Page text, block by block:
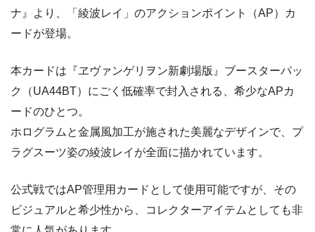
ナ』より、「綾波レイ」のアクションポイント（AP）カ
ードが登場。
本カードは『ヱヴァンゲリヲン新劇場版』ブースターパッ
ク（UA44BT）にごく低確率で封入される、希少なAPカ
ードのひとつ。
ホログラムと金属風加工が施された美麗なデザインで、プ
ラグスーツ姿の綾波レイが全面に描かれています。
公式戦ではAP管理用カードとして使用可能ですが、その
ビジュアルと希少性から、コレクターアイテムとしても非